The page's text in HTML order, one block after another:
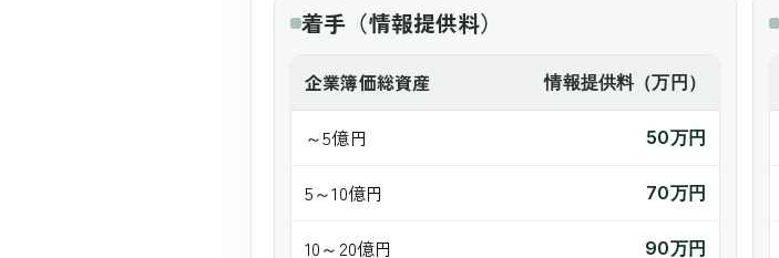
着手（情報提供料）
企業簿価総資産 情報提供料（万円）
～5億円 50万円
5～10億円 70万円
10～20億円 90万円